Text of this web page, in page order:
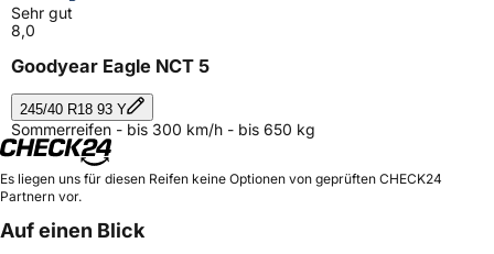
Sehr gut
8,0
Goodyear Eagle NCT 5
245/40 R18 93 Y
Sommerreifen - bis 300 km/h - bis 650 kg
Es liegen uns für diesen Reifen keine Optionen von geprüften CHECK24
Partnern vor.
Auf einen Blick